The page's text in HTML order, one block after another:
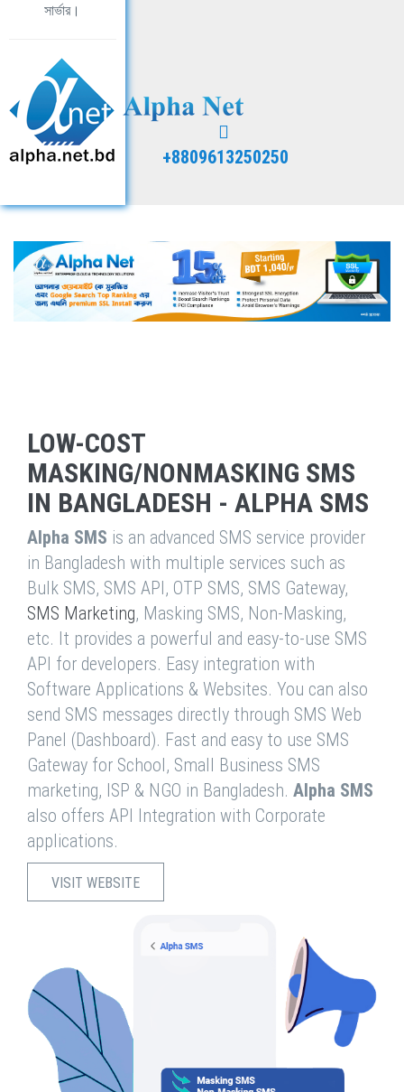
সার্ভার।
+8809613250250
LOW-COST
MASKING/NONMASKING SMS
IN BANGLADESH - ALPHA SMS
Alpha SMS is an advanced SMS service provider
in Bangladesh with multiple services such as
Bulk SMS, SMS API, OTP SMS, SMS Gateway,
SMS Marketing, Masking SMS, Non-Masking,
etc. It provides a powerful and easy-to-use SMS
API for developers. Easy integration with
Software Applications & Websites. You can also
send SMS messages directly through SMS Web
Panel (Dashboard). Fast and easy to use SMS
Gateway for School, Small Business SMS
marketing, ISP & NGO in Bangladesh. Alpha SMS
also offers API Integration with Corporate
applications.
VISIT WEBSITE